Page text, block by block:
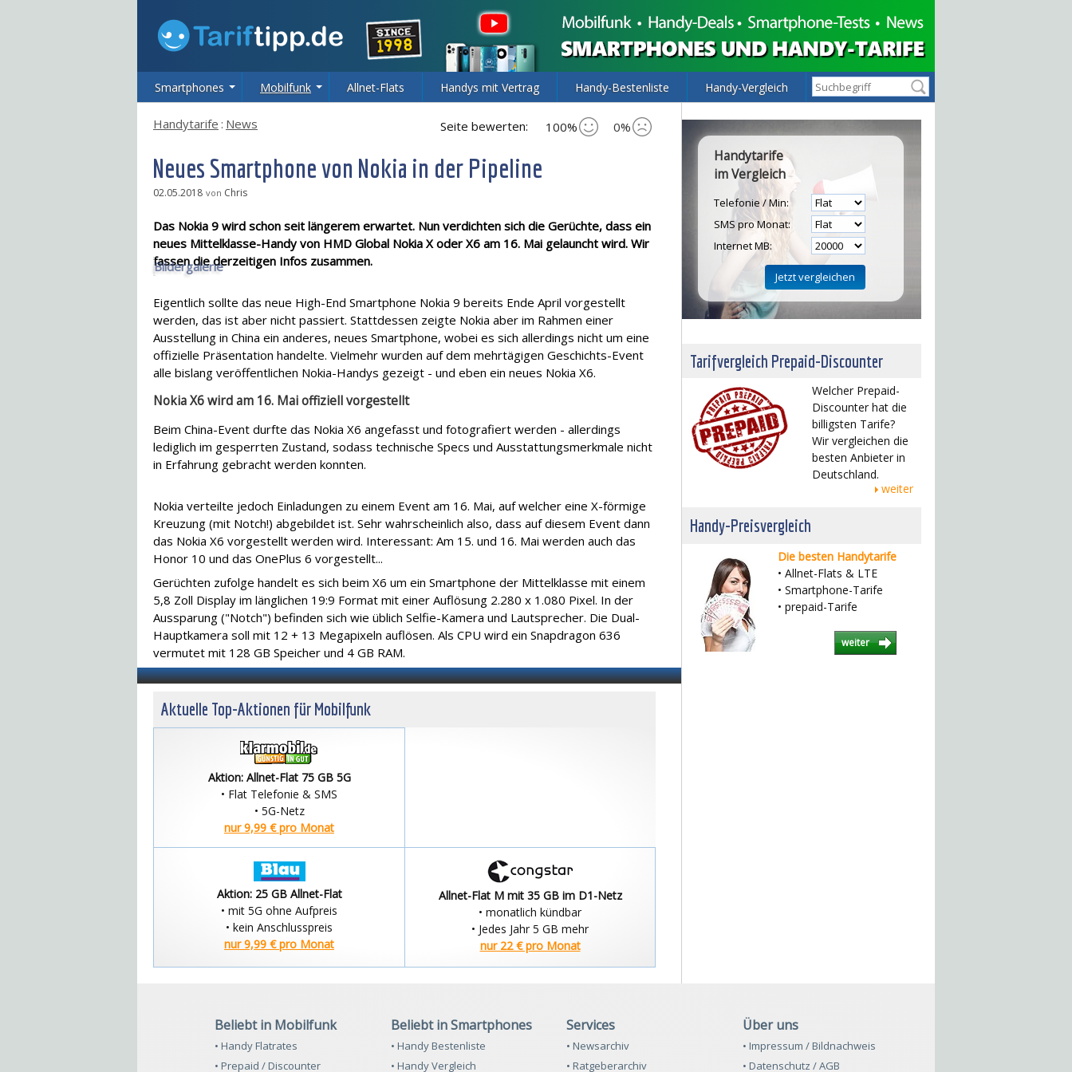
Smartphones Mobilfunk Allnet-Flats Handys mit Vertrag Handy-Bestenliste Handy-Vergleich
Seite bewerten: 100% 0%
Handytarife : News
Neues Smartphone von Nokia in der Pipeline
02.05.2018 von Chris
Das Nokia 9 wird schon seit längerem erwartet. Nun verdichten sich die Gerüchte, dass ein
neues Mittelklasse-Handy von HMD Global Nokia X oder X6 am 16. Mai gelauncht wird. Wir
fassen die derzeitigen Infos zusammen.
Bildergalerie
Eigentlich sollte das neue High-End Smartphone Nokia 9 bereits Ende April vorgestellt
werden, das ist aber nicht passiert. Stattdessen zeigte Nokia aber im Rahmen einer
Ausstellung in China ein anderes, neues Smartphone, wobei es sich allerdings nicht um eine
offizielle Präsentation handelte. Vielmehr wurden auf dem mehrtägigen Geschichts-Event
alle bislang veröffentlichen Nokia-Handys gezeigt - und eben ein neues Nokia X6.
Nokia X6 wird am 16. Mai offiziell vorgestellt
Beim China-Event durfte das Nokia X6 angefasst und fotografiert werden - allerdings
lediglich im gesperrten Zustand, sodass technische Specs und Ausstattungsmerkmale nicht
in Erfahrung gebracht werden konnten.
Nokia verteilte jedoch Einladungen zu einem Event am 16. Mai, auf welcher eine X-förmige
Kreuzung (mit Notch!) abgebildet ist. Sehr wahrscheinlich also, dass auf diesem Event dann
das Nokia X6 vorgestellt werden wird. Interessant: Am 15. und 16. Mai werden auch das
Honor 10 und das OnePlus 6 vorgestellt...
Gerüchten zufolge handelt es sich beim X6 um ein Smartphone der Mittelklasse mit einem
5,8 Zoll Display im länglichen 19:9 Format mit einer Auflösung 2.280 x 1.080 Pixel. In der
Aussparung ("Notch") befinden sich wie üblich Selfie-Kamera und Lautsprecher. Die Dual-
Hauptkamera soll mit 12 + 13 Megapixeln auflösen. Als CPU wird ein Snapdragon 636
vermutet mit 128 GB Speicher und 4 GB RAM.
Aktuelle Top-Aktionen für Mobilfunk
Aktion: Allnet-Flat 75 GB 5G
• Flat Telefonie & SMS
• 5G-Netz
nur 9,99 € pro Monat
Aktion: 25 GB Allnet-Flat
• mit 5G ohne Aufpreis
• kein Anschlusspreis
nur 9,99 € pro Monat
Allnet-Flat M mit 35 GB im D1-Netz
• monatlich kündbar
• Jedes Jahr 5 GB mehr
nur 22 € pro Monat
Handytarife
im Vergleich
Telefonie / Min:
SMS pro Monat:
Internet MB:
Tarifvergleich Prepaid-Discounter
Welcher Prepaid-
Discounter hat die
billigsten Tarife?
Wir vergleichen die
besten Anbieter in
Deutschland.
weiter
Handy-Preisvergleich
Die besten Handytarife
• Allnet-Flats & LTE
• Smartphone-Tarife
• prepaid-Tarife
weiter
Beliebt in Mobilfunk
• Handy Flatrates
• Prepaid / Discounter
Beliebt in Smartphones
• Handy Bestenliste
• Handy Vergleich
Services
• Newsarchiv
• Ratgeberarchiv
Über uns
• Impressum / Bildnachweis
• Datenschutz / AGB